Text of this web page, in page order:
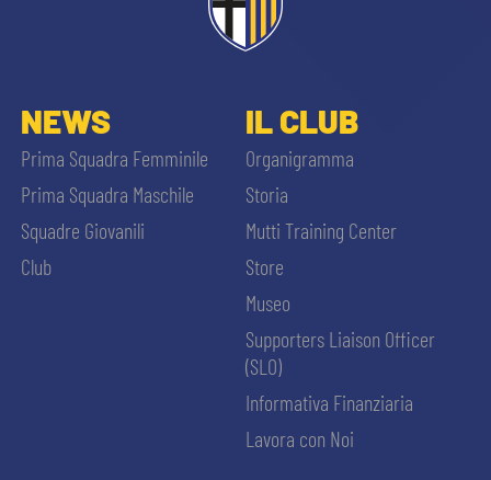
NEWS
Prima Squadra Femminile
Prima Squadra Maschile
Squadre Giovanili
Club
IL CLUB
Organigramma
Storia
Mutti Training Center
Store
Museo
Supporters Liaison Officer
(SLO)
Informativa Finanziaria
Lavora con Noi